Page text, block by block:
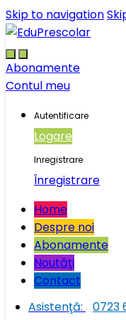
Skip to navigation
Abonamente
Contul meu
Autentificare
Logare
Inregistrare
Înregistrare
Home
Despre noi
Abonamente
Noutăţi
Contact
Asistenţă:
0723